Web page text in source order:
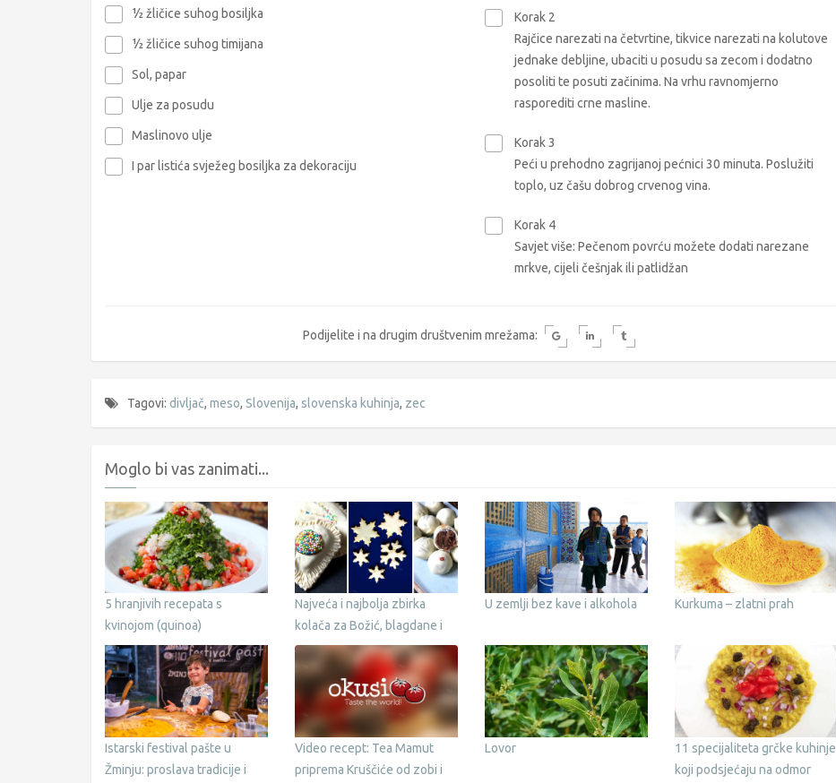
½ žličice suhog bosiljka
½ žličice suhog timijana
Sol, papar
Ulje za posudu
Maslinovo ulje
I par listića svježeg bosiljka za dekoraciju
Korak 2
Rajčice narezati na četvrtine, tikvice narezati na kolutove
jednake debljine, ubaciti u posudu sa zecom i dodatno
posoliti te posuti začinima. Na vrhu ravnomjerno
rasporediti crne masline.
Korak 3
Peći u prehodno zagrijanoj pećnici 30 minuta. Poslužiti
toplo, uz čašu dobrog crvenog vina.
Korak 4
Savjet više: Pečenom povrću možete dodati narezane
mrkve, cijeli češnjak ili patlidžan
Podijelite i na drugim društvenim mrežama:
Tagovi: divljač, meso, Slovenija, slovenska kuhinja, zec
Moglo bi vas zanimati...
5 hranjivih recepata s
kvinojom (quinoa)
Najveća i najbolja zbirka
kolača za Božić, blagdane i
svečanosti
U zemlji bez kave i alkohola Kurkuma – zlatni prah
Istarski festival pašte u
Žminju: proslava tradicije i
Video recept: Tea Mamut
priprema Kruščiće od zobi i
Lovor
11 specijaliteta grčke kuhinje
koji podsjećaju na odmor